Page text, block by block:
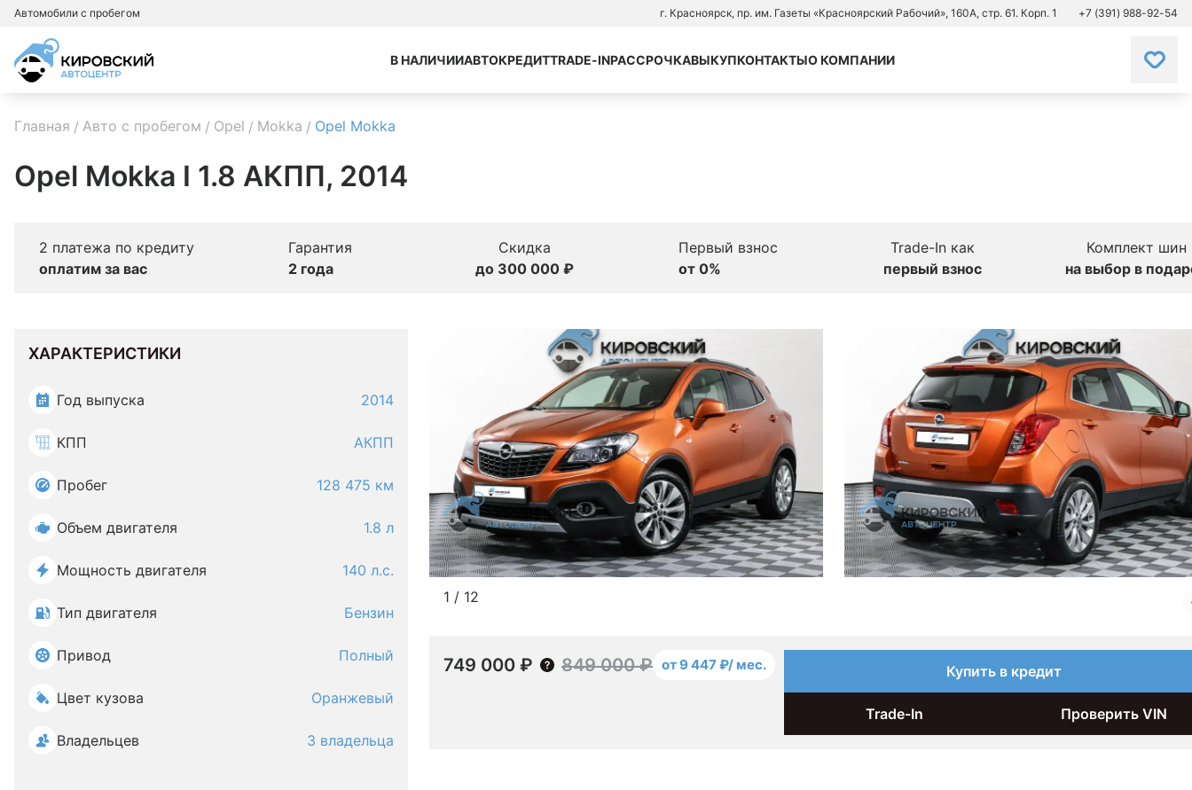
Автомобили с пробегом г. Красноярск, пр. им. Газеты «Красноярский Рабочий», 160А, стр. 61. Корп. 1 +7 (391) 988-92-54
В НАЛИЧИИАВТОКРЕДИТTRADE-INРАССРОЧКАВЫКУПКОНТАКТЫО КОМПАНИИ
Главная Авто с пробегом Opel Mokka Opel Mokka
Opel Mokka I 1.8 АКПП, 2014
2 платежа по кредиту
оплатим за вас
Гарантия
2 года
Скидка
до 300 000 ₽
Первый взнос
от 0%
Trade-In как
первый взнос
Комплект шин
на выбор в
ХАРАКТЕРИСТИКИ
Год выпуска 2014
КПП АКПП
Пробег 128 475 км
Объем двигателя 1.8 л
Мощность двигателя 140 л.с.
Тип двигателя Бензин
Привод Полный
Цвет кузова Оранжевый
Владельцев 3 владельца
1 / 12
749 000 ₽ 849 000 ₽ от 9 447 ₽/ мес. Купить в кредит
Trade-In Проверить VIN